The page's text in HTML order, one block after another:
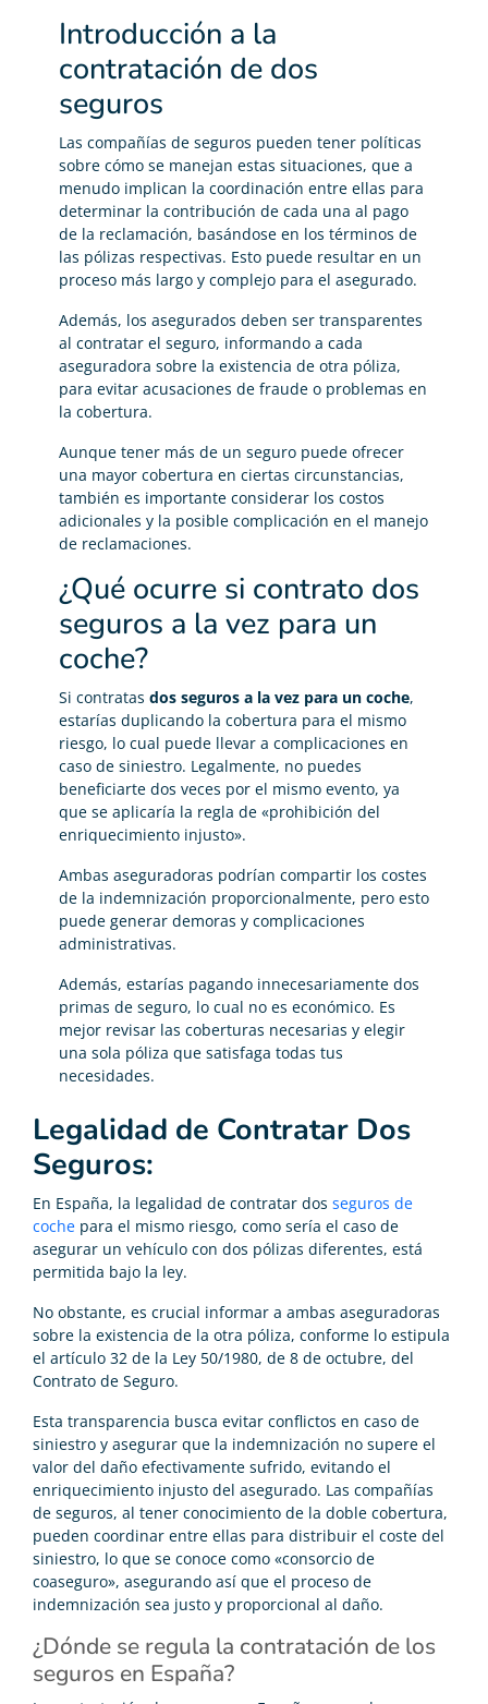
Introducción a la
contratación de dos
seguros
Las compañías de seguros pueden tener políticas
sobre cómo se manejan estas situaciones, que a
menudo implican la coordinación entre ellas para
determinar la contribución de cada una al pago
de la reclamación, basándose en los términos de
las pólizas respectivas. Esto puede resultar en un
proceso más largo y complejo para el asegurado.
Además, los asegurados deben ser transparentes
al contratar el seguro, informando a cada
aseguradora sobre la existencia de otra póliza,
para evitar acusaciones de fraude o problemas en
la cobertura.
Aunque tener más de un seguro puede ofrecer
una mayor cobertura en ciertas circunstancias,
también es importante considerar los costos
adicionales y la posible complicación en el manejo
de reclamaciones.
¿Qué ocurre si contrato dos
seguros a la vez para un
coche?
Si contratas dos seguros a la vez para un coche,
estarías duplicando la cobertura para el mismo
riesgo, lo cual puede llevar a complicaciones en
caso de siniestro. Legalmente, no puedes
beneficiarte dos veces por el mismo evento, ya
que se aplicaría la regla de «prohibición del
enriquecimiento injusto».
Ambas aseguradoras podrían compartir los costes
de la indemnización proporcionalmente, pero esto
puede generar demoras y complicaciones
administrativas.
Además, estarías pagando innecesariamente dos
primas de seguro, lo cual no es económico. Es
mejor revisar las coberturas necesarias y elegir
una sola póliza que satisfaga todas tus
necesidades.
Legalidad de Contratar Dos
Seguros:
En España, la legalidad de contratar dos seguros de
coche para el mismo riesgo, como sería el caso de
asegurar un vehículo con dos pólizas diferentes, está
permitida bajo la ley.
No obstante, es crucial informar a ambas aseguradoras
sobre la existencia de la otra póliza, conforme lo estipula
el artículo 32 de la Ley 50/1980, de 8 de octubre, del
Contrato de Seguro.
Esta transparencia busca evitar conflictos en caso de
siniestro y asegurar que la indemnización no supere el
valor del daño efectivamente sufrido, evitando el
enriquecimiento injusto del asegurado. Las compañías
de seguros, al tener conocimiento de la doble cobertura,
pueden coordinar entre ellas para distribuir el coste del
siniestro, lo que se conoce como «consorcio de
coaseguro», asegurando así que el proceso de
indemnización sea justo y proporcional al daño.
¿Dónde se regula la contratación de los
seguros en España?